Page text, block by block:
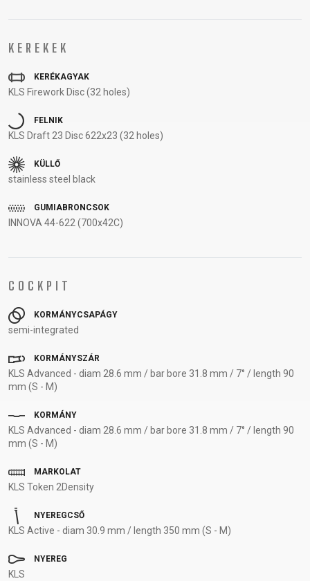
B2B LOGIN
KEREKEK
KERÉKAGYAK
KLS Firework Disc (32 holes)
FELNIK
KLS Draft 23 Disc 622x23 (32 holes)
KÜLLŐ
stainless steel black
GUMIABRONCSOK
INNOVA 44-622 (700x42C)
COCKPIT
KORMÁNYCSAPÁGY
semi-integrated
KORMÁNYSZÁR
KLS Advanced - diam 28.6 mm / bar bore 31.8 mm / 7° / length 90
mm (S - M)
KORMÁNY
KLS Advanced - diam 28.6 mm / bar bore 31.8 mm / 7° / length 90
mm (S - M)
MARKOLAT
KLS Token 2Density
NYEREGCSŐ
KLS Active - diam 30.9 mm / length 350 mm (S - M)
NYEREG
KLS